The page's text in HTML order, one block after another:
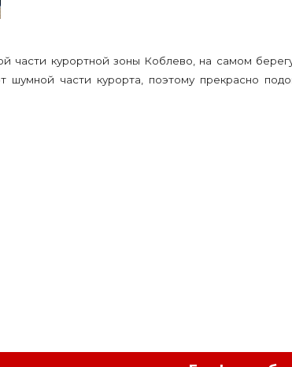
части курортной зоны Коблево, на самом
шумной части курорта, поэтому прекрасно